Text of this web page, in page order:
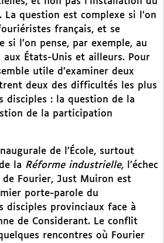
La question est complexe si l’on
français, et se
si l’on pense, par exemple, au
États-Unis et ailleurs. Pour
utile d’examiner deux
deux des difficultés les plus
disciples : la question de la
de la participation
de l’École, surtout
la Réforme industrielle, l’échec
Fourier, Just Muiron est
porte-parole du
disciples provinciaux face à
de Considerant. Le conflit
rencontres où Fourier